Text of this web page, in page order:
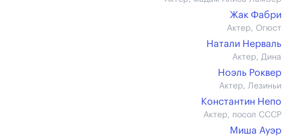
Жак Фабри
Актер, Огюст
Натали Нерваль
Актер, Дина
Ноэль Роквер
Актер, Лезиньи
Константин Непо
Актер, посол СССР
Миша Ауэр